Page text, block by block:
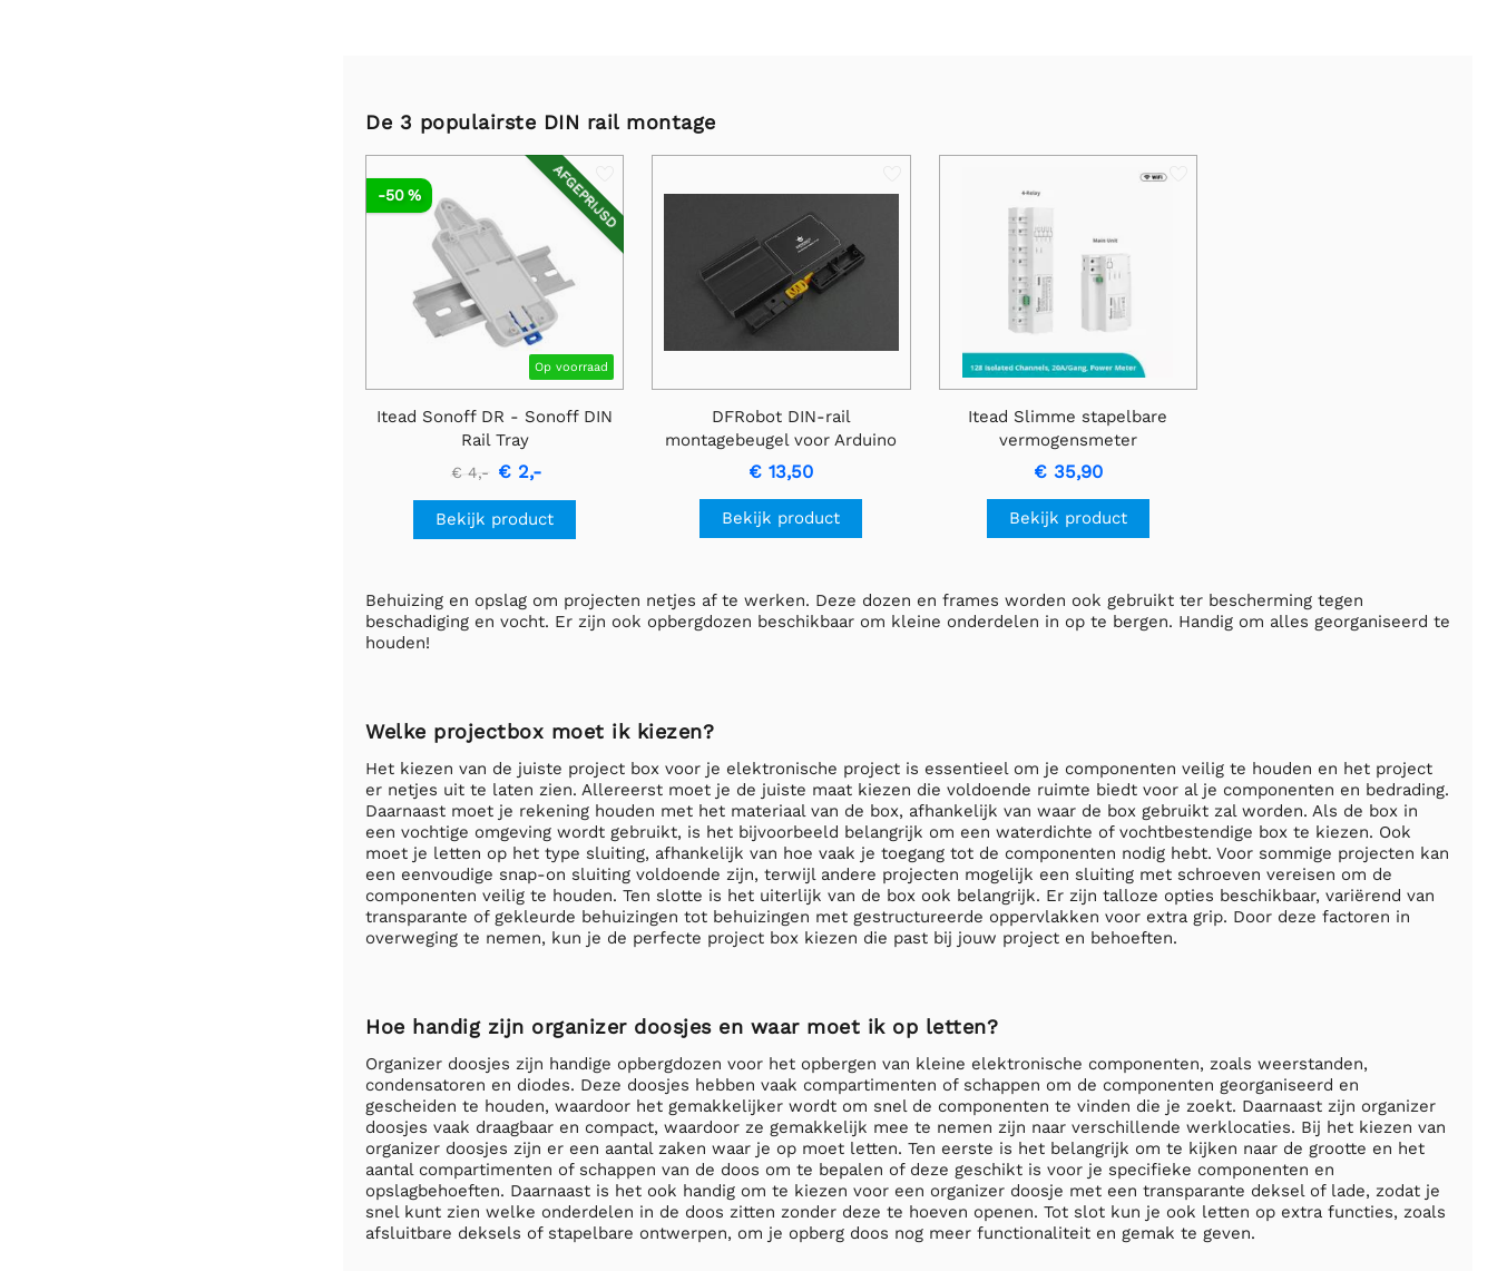
De 3 populairste DIN rail montage
AFGEPRIJSD
Op voorraad
-50 %
Itead Sonoff DR - Sonoff DIN
Rail Tray
€ 4,- € 2,-
Bekijk product
DFRobot DIN-rail
montagebeugel voor Arduino
UNO R3 / Leonardo
€ 13,50
Bekijk product
Itead Slimme stapelbare
vermogensmeter
(hoofdeenheid)
€ 35,90
Bekijk product
Behuizing en opslag om projecten netjes af te werken. Deze dozen en frames worden ook gebruikt ter bescherming tegen
beschadiging en vocht. Er zijn ook opbergdozen beschikbaar om kleine onderdelen in op te bergen. Handig om alles georganiseerd te
houden!
Welke projectbox moet ik kiezen?
Het kiezen van de juiste project box voor je elektronische project is essentieel om je componenten veilig te houden en het project
er netjes uit te laten zien. Allereerst moet je de juiste maat kiezen die voldoende ruimte biedt voor al je componenten en bedrading.
Daarnaast moet je rekening houden met het materiaal van de box, afhankelijk van waar de box gebruikt zal worden. Als de box in
een vochtige omgeving wordt gebruikt, is het bijvoorbeeld belangrijk om een waterdichte of vochtbestendige box te kiezen. Ook
moet je letten op het type sluiting, afhankelijk van hoe vaak je toegang tot de componenten nodig hebt. Voor sommige projecten kan
een eenvoudige snap-on sluiting voldoende zijn, terwijl andere projecten mogelijk een sluiting met schroeven vereisen om de
componenten veilig te houden. Ten slotte is het uiterlijk van de box ook belangrijk. Er zijn talloze opties beschikbaar, variërend van
transparante of gekleurde behuizingen tot behuizingen met gestructureerde oppervlakken voor extra grip. Door deze factoren in
overweging te nemen, kun je de perfecte project box kiezen die past bij jouw project en behoeften.
Hoe handig zijn organizer doosjes en waar moet ik op letten?
Organizer doosjes zijn handige opbergdozen voor het opbergen van kleine elektronische componenten, zoals weerstanden,
condensatoren en diodes. Deze doosjes hebben vaak compartimenten of schappen om de componenten georganiseerd en
gescheiden te houden, waardoor het gemakkelijker wordt om snel de componenten te vinden die je zoekt. Daarnaast zijn organizer
doosjes vaak draagbaar en compact, waardoor ze gemakkelijk mee te nemen zijn naar verschillende werklocaties. Bij het kiezen van
organizer doosjes zijn er een aantal zaken waar je op moet letten. Ten eerste is het belangrijk om te kijken naar de grootte en het
aantal compartimenten of schappen van de doos om te bepalen of deze geschikt is voor je specifieke componenten en
opslagbehoeften. Daarnaast is het ook handig om te kiezen voor een organizer doosje met een transparante deksel of lade, zodat je
snel kunt zien welke onderdelen in de doos zitten zonder deze te hoeven openen. Tot slot kun je ook letten op extra functies, zoals
afsluitbare deksels of stapelbare ontwerpen, om je opberg doos nog meer functionaliteit en gemak te geven.